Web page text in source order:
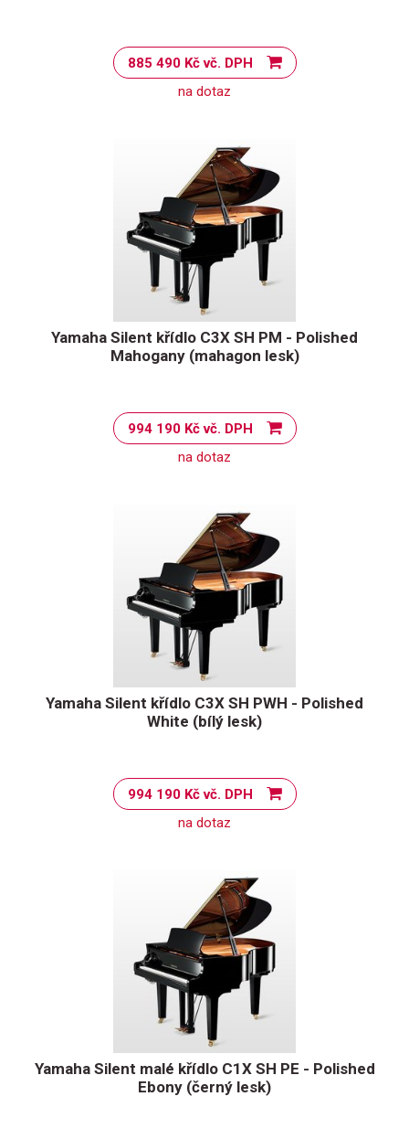
885 490 Kč vč. DPH
na dotaz
Yamaha Silent křídlo C3X SH PM - Polished
Mahogany (mahagon lesk)
994 190 Kč vč. DPH
na dotaz
Yamaha Silent křídlo C3X SH PWH - Polished
White (bílý lesk)
994 190 Kč vč. DPH
na dotaz
Yamaha Silent malé křídlo C1X SH PE - Polished
Ebony (černý lesk)